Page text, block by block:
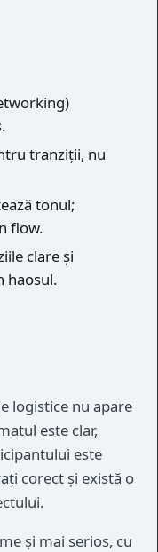
tranziții, nu
tonul;
flow.
clare și
haosul.
logistice nu apare
este clar,
este
corect și există o
și mai serios, cu